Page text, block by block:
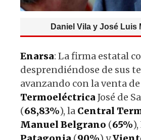
Daniel Vila y José Luis
Enarsa: La firma estatal
desprendiéndose de sus
avanzando con la venta
Termoeléctrica José de
(68,83%), la Central
Manuel Belgrano (65%),